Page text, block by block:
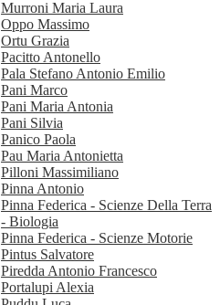
Murroni Maria Laura
Oppo Massimo
Ortu Grazia
Pacitto Antonello
Pala Stefano Antonio Emilio
Pani Marco
Pani Maria Antonia
Pani Silvia
Panico Paola
Pau Maria Antonietta
Pilloni Massimiliano
Pinna Antonio
Pinna Federica - Scienze Della Terra
- Biologia
Pinna Federica - Scienze Motorie
Pintus Salvatore
Piredda Antonio Francesco
Portalupi Alexia